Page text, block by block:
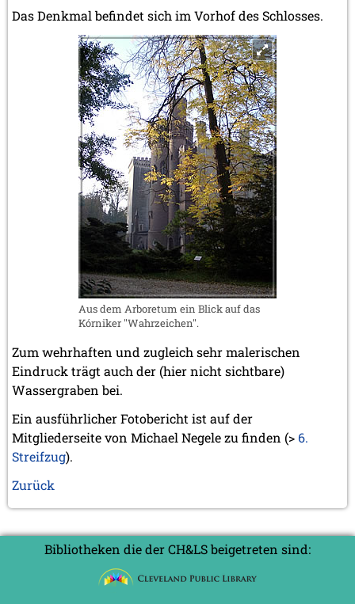
Das Denkmal befindet sich im Vorhof des Schlosses.
Aus dem Arboretum ein Blick auf das
Kórniker "Wahrzeichen".
Zum wehrhaften und zugleich sehr malerischen
Eindruck trägt auch der (hier nicht sichtbare)
Wassergraben bei.
Ein ausführlicher Fotobericht ist auf der
Mitgliederseite von Michael Negele zu finden (> 6.
Streifzug).
Zurück
Bibliotheken die der CH&LS beigetreten sind: